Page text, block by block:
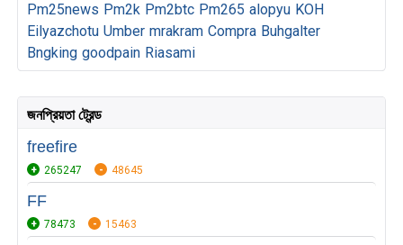
Pm25news Pm2k Pm2btc Pm265 alopyu KOH
Eilyazchotu Umber mrakram Compra Buhgalter
Bngking goodpain Riasami
জনপ্রিয়তা ট্রেন্ড
freefire
265247 48645
FF
78473 15463